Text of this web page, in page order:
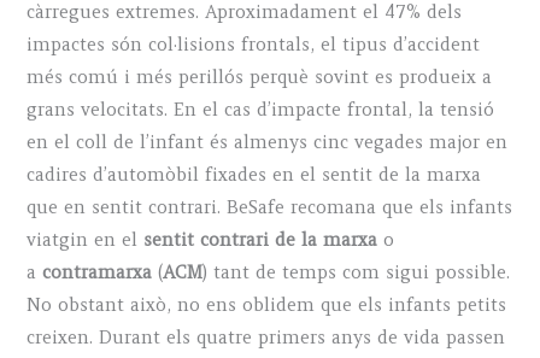
càrregues extremes. Aproximadament el 47% dels
impactes són col·lisions frontals, el tipus d’accident
més comú i més perillós perquè sovint es produeix a
grans velocitats. En el cas d’impacte frontal, la tensió
en el coll de l’infant és almenys cinc vegades major en
cadires d’automòbil fixades en el sentit de la marxa
que en sentit contrari. BeSafe recomana que els infants
viatgin en el sentit contrari de la marxao
a contramarxa (ACM) tant de temps com sigui possible.
No obstant això, no ens oblidem que els infants petits
creixen. Durant els quatre primers anys de vida passen